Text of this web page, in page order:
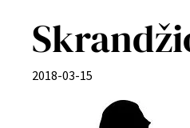
2018-03-15